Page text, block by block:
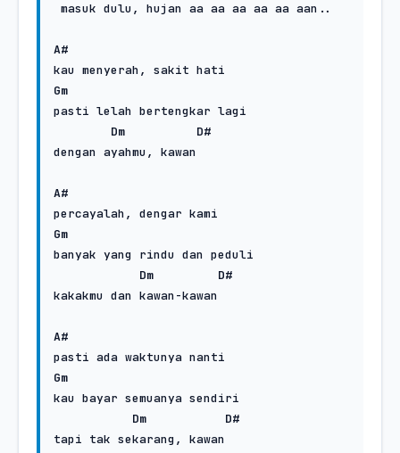
A#
Gm
pasti lelah bertengkar lagi
Dm
D#
dengan ayahmu, kawan
A#
Gm
banyak yang rindu dan peduli
Dm
D#
kakakmu dan kawan-kawan
A#
Gm
kau bayar semuanya sendiri
Dm
D#
tapi tak sekarang, kawan